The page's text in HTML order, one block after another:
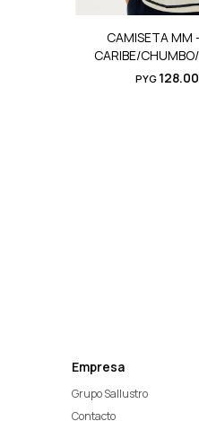
CAMISETA MM
CARIBE/
PYG
Empresa
Grupo Sallustro
Contacto